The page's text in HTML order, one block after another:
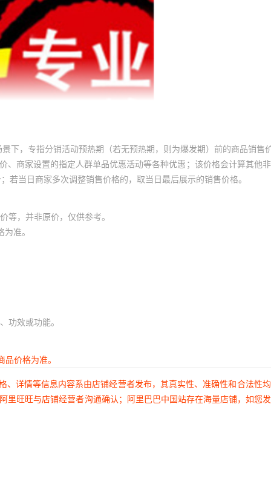
下，专指分销活动预热期（若无预热期，则为爆发期）前的商品销售
商家设置的指定人群单品优惠活动等各种优惠；该价格会计算其他
当日商家多次调整销售价格的，取当日最后展示的销售价格。
等，并非原价，仅供参考。
准。
功效或功能。
价格为准。
详情等信息内容系由店铺经营者发布，其真实性、准确性和合法性
旺旺与店铺经营者沟通确认；阿里巴巴中国站存在海量店铺，如您